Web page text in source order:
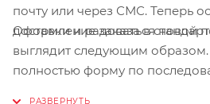
почту или через СМС. Теперь
доставки и радоваться новой
Оформление заказа в
выглядит следующим образом.
полностью форму по